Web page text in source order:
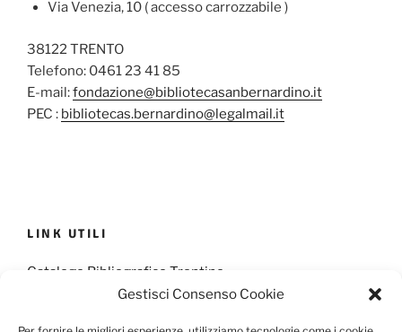
Gestisci Consenso Cookie
Via Venezia, 10 ( accesso carrozzabile )
38122 TRENTO
Telefono: 0461 23 41 85
E-mail:fondazione@bibliotecasanbernardino.it
PEC : bibliotecas.bernardino@legalmail.it
LINK UTILI
Catalogo Bibliografico Trentino